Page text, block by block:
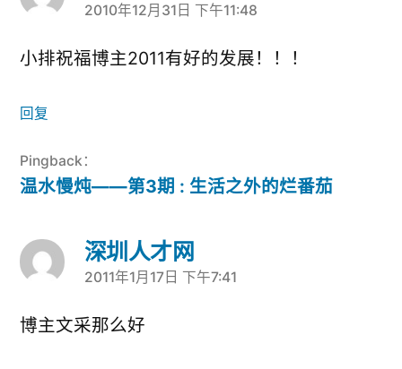
说：
2010年12月31日 下午11:48
小排祝福博主2011有好的发展！！！
回复
Pingback：
温水慢炖——第3期 : 生活之外的烂番茄
深圳人才网
说：
2011年1月17日 下午7:41
博主文采那么好